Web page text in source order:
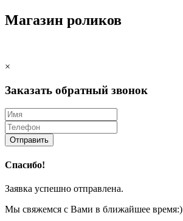
Магазин роликов
×
Заказать обратный звонок
Отправить
Спасибо!
Заявка успешно отправлена.
Мы свяжемся с Вами в ближайшее время:)